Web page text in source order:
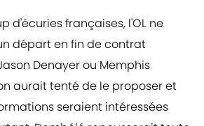
d'écuries françaises, l'OL ne
départ en fin de contrat
Denayer ou Memphis
aurait tenté de le proposer et
seraient intéressées